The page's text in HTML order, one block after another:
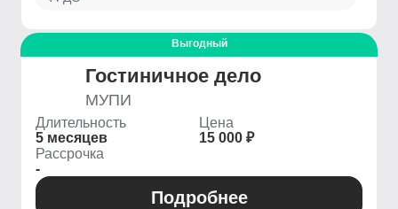
Выгодный
Гостиничное дело
МУПИ
Длительность
5 месяцев
Цена
15 000 ₽
Рассрочка
-
Подробнее